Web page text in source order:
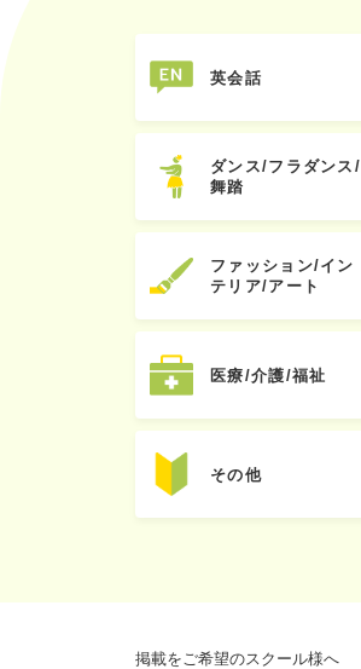
英会話
ダンス/フラダンス/
舞踏
ファッション/イン
テリア/アート
医療/介護/福祉
その他
掲載をご希望のスクール様へ